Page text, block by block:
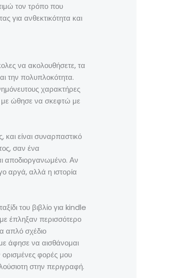
τον τρόπο που
για ανθεκτικότητα και
να ακολουθήσετε, τα
την πολυπλοκότητα.
χαρακτήρες
με ώθησε να σκεφτώ με
είναι συναρπαστικό
σαν ένα
αποδιοργανωμένο. Αν
αργά, αλλά η ιστορία
του βιβλίο για kindle
έπληξαν περισσότερο
απλό σχέδιο
άφησε να αισθάνομαι
φορές μου
στην περιγραφή.